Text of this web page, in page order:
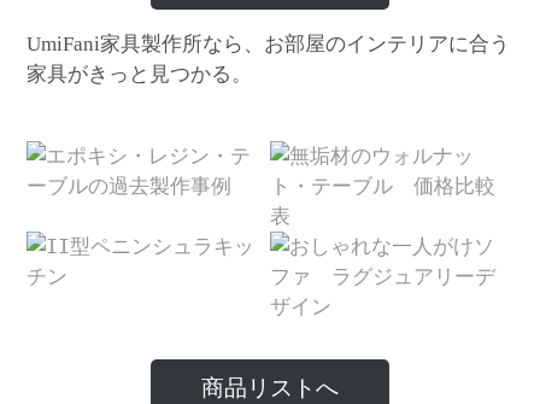
UmiFani家具製作所なら、お部屋のインテリアに合う
家具がきっと見つかる。
商品リストへ